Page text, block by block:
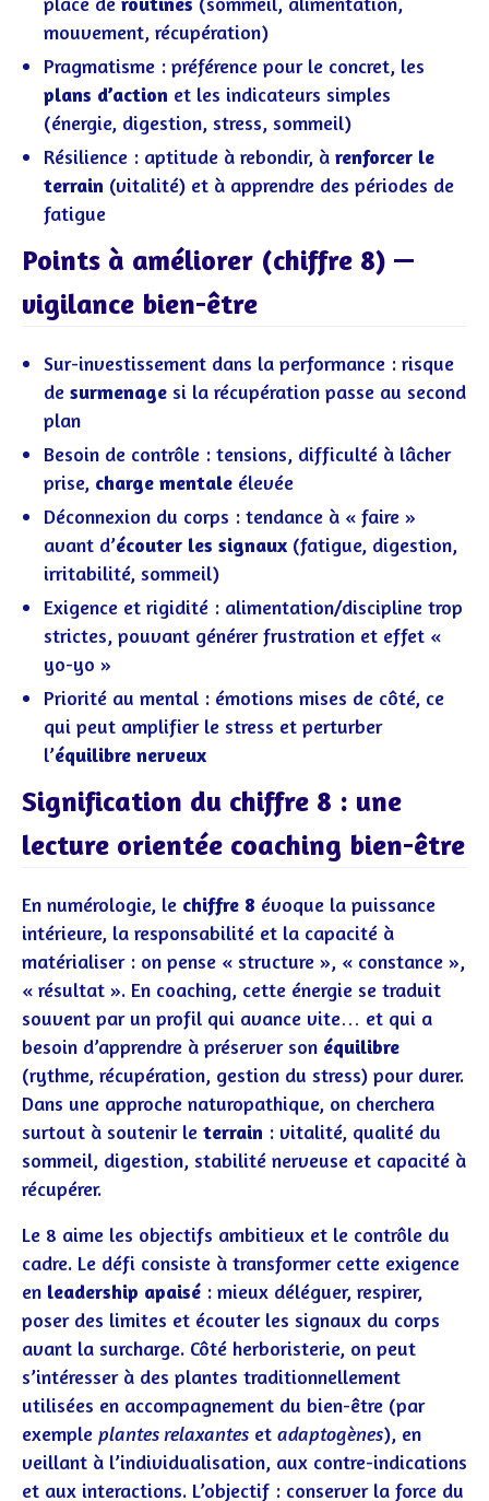
mouvement, récupération)
Pragmatisme : préférence pour le concret, les
plans d’action et les indicateurs simples
(énergie, digestion, stress, sommeil)
Résilience : aptitude à rebondir, à renforcer le
terrain (vitalité) et à apprendre des périodes de
fatigue
Points à améliorer (chiffre 8) —
vigilance bien-être
Sur-investissement dans la performance : risque
de surmenage si la récupération passe au second
plan
Besoin de contrôle : tensions, difficulté à lâcher
prise, charge mentale élevée
Déconnexion du corps : tendance à « faire »
avant d’écouter les signaux (fatigue, digestion,
irritabilité, sommeil)
Exigence et rigidité : alimentation/discipline trop
strictes, pouvant générer frustration et effet «
yo-yo »
Priorité au mental : émotions mises de côté, ce
qui peut amplifier le stress et perturber
l’équilibre nerveux
Signification du chiffre 8 : une
lecture orientée coaching bien-être
En numérologie, le chiffre 8 évoque la puissance
intérieure, la responsabilité et la capacité à
matérialiser : on pense « structure », « constance »,
« résultat ». En coaching, cette énergie se traduit
souvent par un profil qui avance vite… et qui a
besoin d’apprendre à préserver son équilibre
(rythme, récupération, gestion du stress) pour durer.
Dans une approche naturopathique, on cherchera
surtout à soutenir le terrain : vitalité, qualité du
sommeil, digestion, stabilité nerveuse et capacité à
récupérer.
Le 8 aime les objectifs ambitieux et le contrôle du
cadre. Le défi consiste à transformer cette exigence
en leadership apaisé : mieux déléguer, respirer,
poser des limites et écouter les signaux du corps
avant la surcharge. Côté herboristerie, on peut
s’intéresser à des plantes traditionnellement
utilisées en accompagnement du bien-être (par
exemple plantes relaxantes et adaptogènes), en
veillant à l’individualisation, aux contre-indications
et aux interactions. L’objectif : conserver la force du